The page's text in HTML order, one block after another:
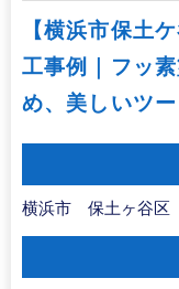
【横浜市保土
工事例｜フッ
め、美しいツ
横浜市 保土ヶ谷区